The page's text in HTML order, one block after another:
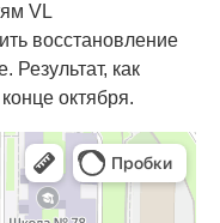
VL
восстановление
Результат, как
октября.